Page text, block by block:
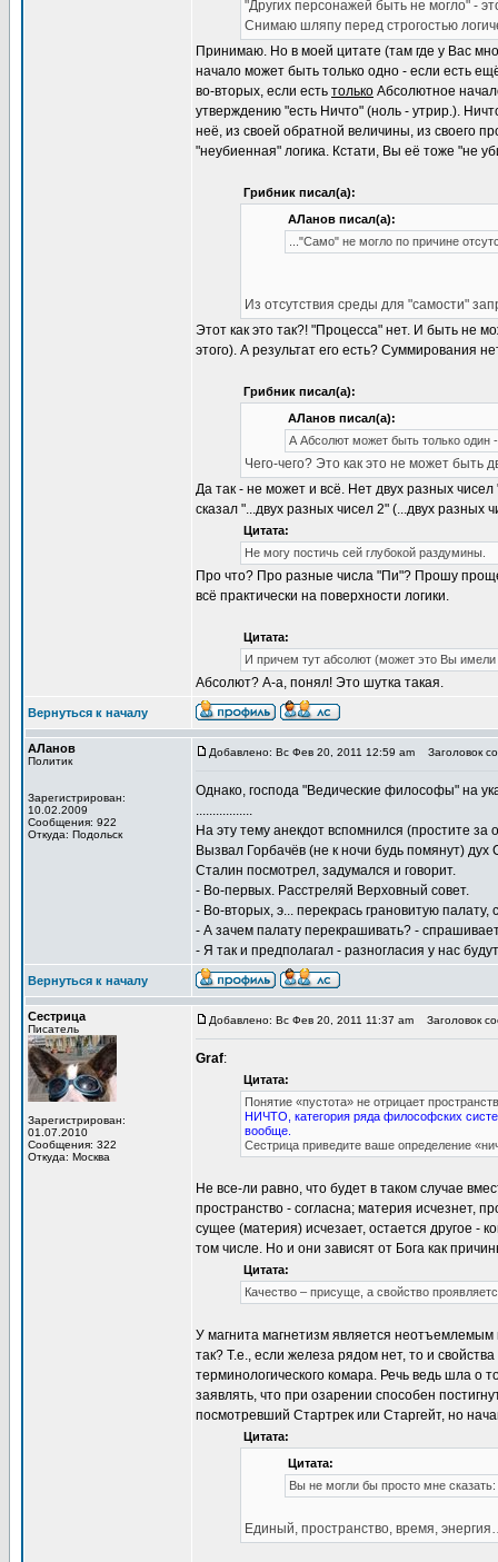
"Других персонажей быть не могло" -
Снимаю шляпу перед строгостью
Принимаю. Но в моей цитате (там где у Вас
начало может быть только одно - если есть
во-вторых, если есть только Абсолютное
утверждению "есть Ничто" (ноль - утрир.).
неё, из своей обратной величины, из своего
"неубиенная" логика. Кстати, Вы её тоже "не
Грибник писал(а):
АЛанов писал(а):
..."Само" не могло по причине
Из отсутствия среды для "самости"
Этот как это так?! "Процесса" нет. И быть не
этого). А результат его есть? Суммирования
Грибник писал(а):
АЛанов писал(а):
А Абсолют может быть только один
Чего-чего? Это как это не может быть
Да так - не может и всё. Нет двух разных
сказал "...двух разных чисел 2" (...двух
Цитата:
Не могу постичь сей глубокой раздумины.
Про что? Про разные числа "Пи"? Прошу
всё практически на поверхности логики.
Цитата:
И причем тут абсолют (может это Вы имели
Абсолют? А-а, понял! Это шутка такая.
Вернуться к началу
АЛанов
Политик
Зарегистрирован:
10.02.2009
Сообщения: 922
Откуда: Подольск
Добавлено: Вс Фев 20, 2011 12:59 am Заголовок
Однако, господа "Ведические философы" на
.................
На эту тему анекдот вспомнился (простите за
Вызвал Горбачёв (не к ночи будь помянут)
Сталин посмотрел, задумался и говорит.
- Во-первых. Расстреляй Верховный совет.
- Во-вторых, э... перекрась грановитую палату,
- А зачем палату перекрашивать? -
- Я так и предполагал - разногласия у нас
Вернуться к началу
Сестрица
Писатель
Зарегистрирован:
01.07.2010
Сообщения: 322
Откуда: Москва
Добавлено: Вс Фев 20, 2011 11:37 am Заголовок
Graf:
Цитата:
Понятие «пустота» не отрицает
НИЧТО, категория ряда философских
вообще.
Сестрица приведите ваше определение
Не все-ли равно, что будет в таком случае
пространство - согласна; материя исчезнет,
сущее (материя) исчезает, остается другое -
том числе. Но и они зависят от Бога как
Цитата:
Качество – присуще, а свойство
У магнита магнетизм является неотъемлемым
так? Т.е., если железа рядом нет, то и
терминологического комара. Речь ведь шла о
заявлять, что при озарении способен
посмотревший Стартрек или Старгейт, но
Цитата:
Цитата:
Вы не могли бы просто мне
Единый, пространство, время,